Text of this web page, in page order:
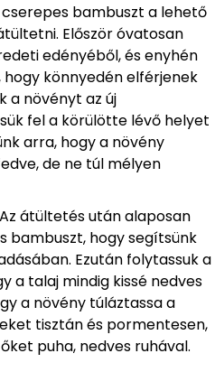
bambuszt a lehető
Először óvatosan
edényéből, és enyhén
könnyedén elférjenek
a növényt az új
fel a körülötte lévő helyet
arra, hogy a növény
de ne túl mélyen
átültetés után alaposan
bambuszt, hogy segítsünk
Ezután folytassuk a
a talaj mindig kissé nedves
a növény túláztassa a
tisztán és pormentesen,
puha, nedves ruhával.